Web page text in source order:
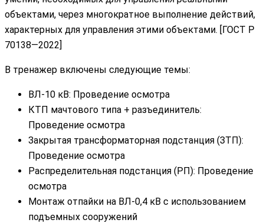
объектами, через многократное выполнение действий,
характерных для управления этими объектами. [ГОСТ Р
70138—2022]
В тренажер включены следующие темы:
ВЛ-10 кВ: Проведение осмотра
КТП мачтового типа + разъединитель:
Проведение осмотра
Закрытая трансформаторная подстанция (ЗТП):
Проведение осмотра
Распределительная подстанция (РП): Проведение
осмотра
Монтаж отпайки на ВЛ-0,4 кВ с использованием
подъемных сооружений